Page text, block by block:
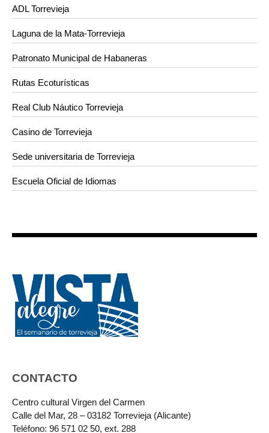
ADL Torrevieja
Laguna de la Mata-Torrevieja
Patronato Municipal de Habaneras
Rutas Ecoturísticas
Real Club Náutico Torrevieja
Casino de Torrevieja
Sede universitaria de Torrevieja
Escuela Oficial de Idiomas
CONTACTO
Centro cultural Virgen del Carmen
Calle del Mar, 28 – 03182 Torrevieja (Alicante)
Teléfono: 96 571 02 50, ext. 288